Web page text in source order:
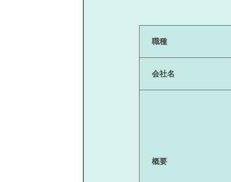
職種
会社名
概要